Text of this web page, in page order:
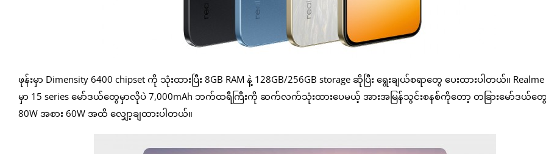
ဖုန်းမှာ Dimensity 6400 chipset ကို သုံးထားပြီး 8GB RAM နဲ့ 128GB/256GB storage ဆိုပြီး ရွေးချယ်စရာတွေ ပေးထားပါတယ်။ Realme
မှာ 15 series မော်ဒယ်တွေမှာလိုပဲ 7,000mAh ဘက်ထရီကြီးကို ဆက်လက်သုံးထားပေမယ့် အားအမြန်သွင်းစနစ်ကိုတော့ တခြားမော်ဒယ်တွ
80W အစား 60W အထိ လျှော့ချထားပါတယ်။